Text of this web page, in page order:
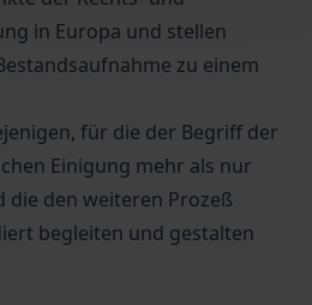
in Europa und stellen
zu einem
für die der Begriff der
Einigung mehr als nur
die den weiteren Prozeß
begleiten und gestalten